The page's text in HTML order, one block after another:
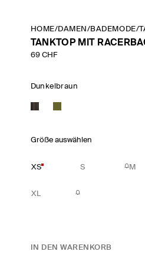
HOME/DAMEN /BADEMODE/
TANKTOP MIT
69 CHF
Dunkelbraun
Größe auswählen
XS S M
XL
IN DEN WARENKORB